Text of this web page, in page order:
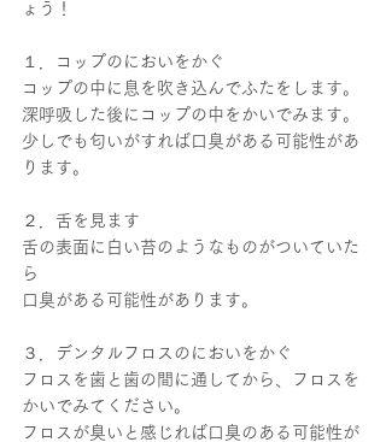
ょう！
１．コップのにおいをかぐ
コップの中に息を吹き込んでふたをします。
深呼吸した後にコップの中をかいでみます。
少しでも匂いがすれば口臭がある可能性があ
ります。
２．舌を見ます
舌の表面に白い苔のようなものがついていた
ら
口臭がある可能性があります。
３．デンタルフロスのにおいをかぐ
フロスを歯と歯の間に通してから、フロスを
かいでみてください。
フロスが臭いと感じれば口臭のある可能性が